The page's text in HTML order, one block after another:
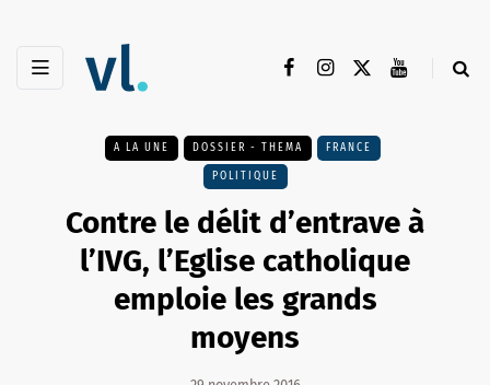
A LA UNE DOSSIER - THEMA FRANCE
POLITIQUE
Contre le délit d’entrave à
l’IVG, l’Eglise catholique
emploie les grands
moyens